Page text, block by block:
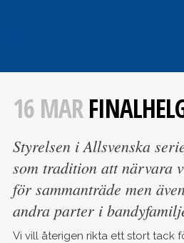
16 MAR
Styrelsen i Allsvenska
som tradition att närvara
för sammanträde men
andra parter i
Vi vill återigen rikta ett stort tack